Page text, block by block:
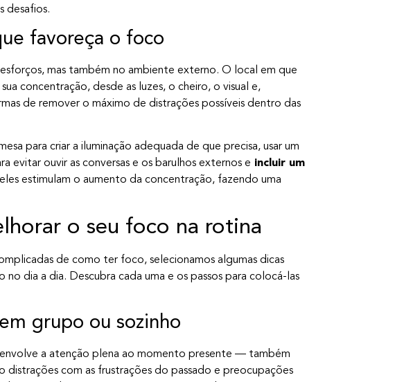
desafios.
favoreça o foco
mas também no ambiente externo. O local em que
concentração, desde as luzes, o cheiro, o visual e,
de remover o máximo de distrações possíveis dentro das
para criar a iluminação adequada de que precisa, usar um
evitar ouvir as conversas e os barulhos externos e incluir um
estimulam o aumento da concentração, fazendo uma
o seu foco na rotina
de como ter foco, selecionamos algumas dicas
no dia a dia. Descubra cada uma e os passos para colocá-las
grupo ou sozinho
a atenção plena ao momento presente — também
com as frustrações do passado e preocupações